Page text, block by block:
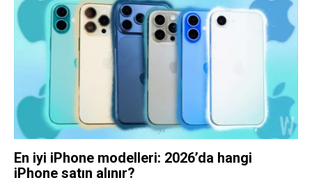
En iyi iPhone modelleri: 2026’da hangi
iPhone satın alınır?